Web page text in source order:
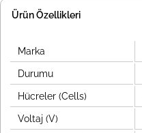
Ürün Özellikleri
Marka
Durumu
Hücreler (Cells)
Voltaj (V)